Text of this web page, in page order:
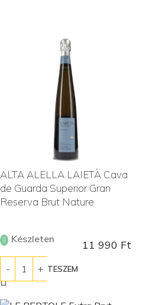
ALTA ALELLA LAIETÀ Cava
de Guarda Superior Gran
Reserva Brut Nature
Készleten 11 990 Ft
KOSÁRBA TESZEM